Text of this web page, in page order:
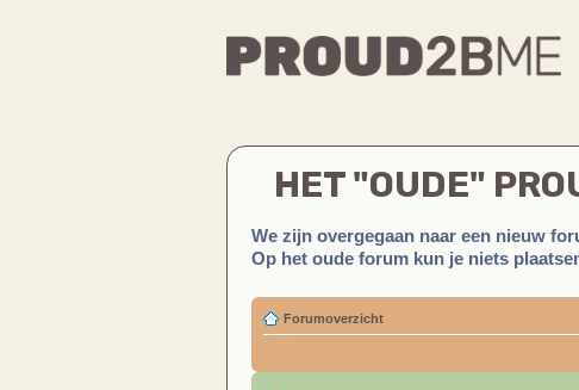
HET "OUDE"
We zijn overgegaan naar een nieuw
Op het oude forum kun je niets
Forumoverzicht